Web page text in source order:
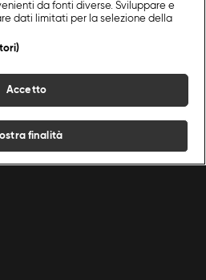
da fonti diverse. Sviluppare e
dati limitati per la selezione della
Accetto
finalità